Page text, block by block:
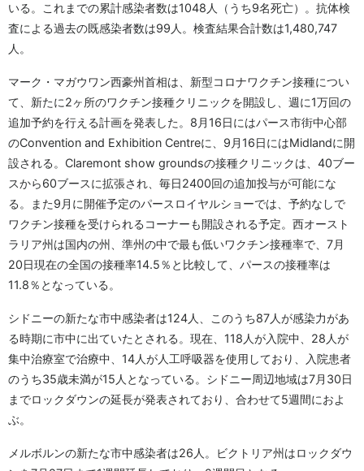
いる。これまでの累計感染者数は1048人（うち9名死亡）。抗体検
査による過去の既感染者数は99人。検査結果合計数は1,480,747
人。
マーク・マガウワン西豪州首相は、新型コロナワクチン接種につい
て、新たに2ヶ所のワクチン接種クリニックを開設し、週に1万回の
追加予約を行える計画を発表した。8月16日にはパース市街中心部
のConvention and Exhibition Centreに、9月16日にはMidlandに開
設される。Claremont show groundsの接種クリニックは、40ブー
スから60ブースに拡張され、毎日2400回の追加投与が可能にな
る。また9月に開催予定のパースロイヤルショーでは、予約なしで
ワクチン接種を受けられるコーナーも開設される予定。西オースト
ラリア州は国内の州、準州の中で最も低いワクチン接種率で、7月
20日現在の全国の接種率14.5％と比較して、パースの接種率は
11.8％となっている。
シドニーの新たな市中感染者は124人、このうち87人が感染力があ
る時期に市中に出ていたとされる。現在、118人が入院中、28人が
集中治療室で治療中、14人が人工呼吸器を使用しており、入院患者
のうち35歳未満が15人となっている。シドニー周辺地域は7月30日
までロックダウンの延長が発表されており、合わせて5週間におよ
ぶ。
メルボルンの新たな市中感染者は26人。ビクトリア州はロックダウ